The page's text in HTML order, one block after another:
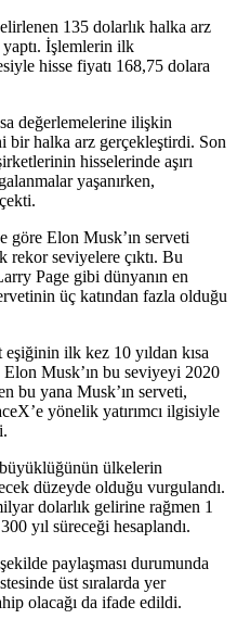
135 dolarlık halka arz
yaptı. İşlemlerin ilk
hisse fiyatı 168,75 dolara
değerlemelerine ilişkin
bir halka arz gerçekleştirdi. Son
hisselerinde aşırı
yaşanırken,
göre Elon Musk’ın serveti
rekor seviyelere çıktı. Bu
Page gibi dünyanın en
üç katından fazla olduğu
ilk kez 10 yıldan kısa
Elon Musk’ın bu seviyeyi 2020
bu yana Musk’ın serveti,
yönelik yatırımcı ilgisiyle
ülkelerin
düzeyde olduğu vurgulandı.
dolarlık gelirine rağmen 1
yıl süreceği hesaplandı.
paylaşması durumunda
üst sıralarda yer
olacağı da ifade edildi.